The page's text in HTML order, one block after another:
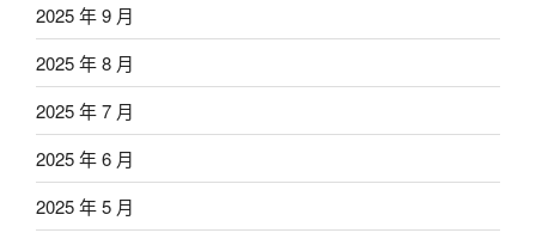
2025 年 9 月
2025 年 8 月
2025 年 7 月
2025 年 6 月
2025 年 5 月